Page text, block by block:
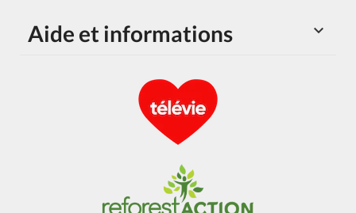

Aide et informations